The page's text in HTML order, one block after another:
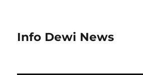
Info Dewi News